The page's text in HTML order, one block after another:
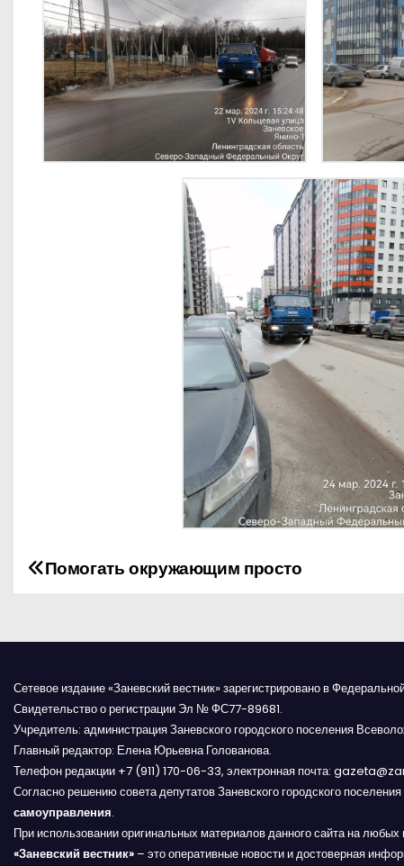
Н
в
и
г
а
ц
и
Помогать окружающим просто
Сетевое издание «Заневский вестник» зарегистрировано в
Свидетельство о регистрации Эл № ФС77-89681.
Учредитель: администрация Заневского городского поселения
Главный редактор: Елена Юрьевна Голованова.
Телефон редакции +7 (911) 170-06-33, электронная почта:
Согласно решению совета депутатов Заневского городского поселения
самоуправления.
При использовании оригинальных материалов данного сайта на
«Заневский вестник» – это оперативные новости и достоверная